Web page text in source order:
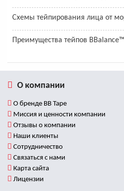
Схемы тейпирования лица от
Преимущества тейпов
О компании
О бренде BB Tape
Миссия и ценности компании
Отзывы о компании
Наши клиенты
Сотрудничество
Связаться с нами
Карта сайта
Лицензии